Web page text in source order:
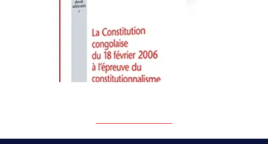
Le Droit Constitutionnel